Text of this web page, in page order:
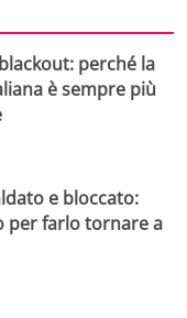
perché la
è sempre più
e bloccato:
per farlo tornare a